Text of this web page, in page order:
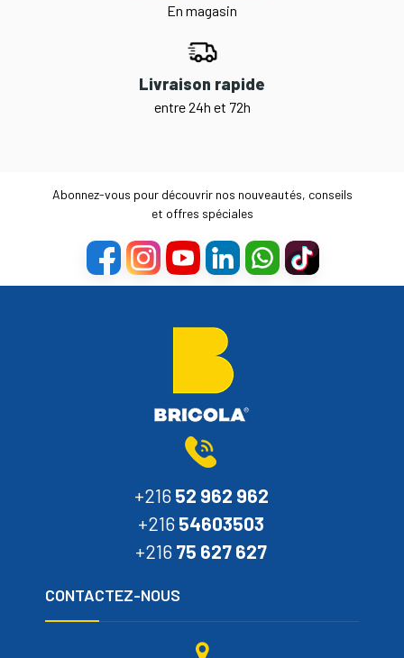
En magasin
Livraison rapide
entre 24h et 72h
Abonnez-vous pour découvrir nos nouveautés, conseils
et offres spéciales
+216 52 962 962
+216 54603503
+216 75 627 627
CONTACTEZ-NOUS